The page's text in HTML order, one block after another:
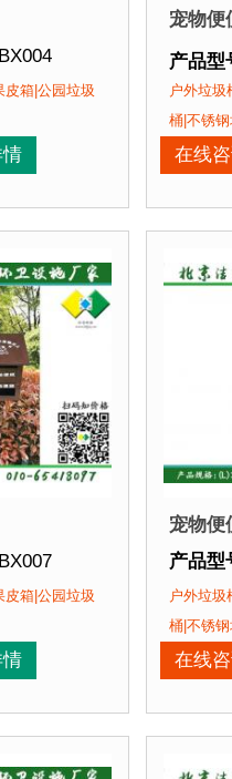
即发
，不会对环境产生污染。
皮箱|公园垃圾
宠物便
产品型
产品规
产品材
产品周
产品特
朝阳某
户外垃圾
桶|不锈
在线
即发
，不会对环境产生污染。
皮箱|公园垃圾
宠物便
产品型
产品规
产品材
产品周
产品特
户外垃圾
桶|不锈
在线